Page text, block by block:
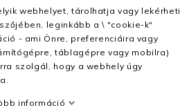
számítva
Ft utánvéttel)
Ft feletti megrendeléseknél
3780 Ft szállítási díjat
út)
webhelyet, tárolhatja vagy lekérheti
leginkább a \ "cookie-k"
- ami Önre, preferenciáira vagy
táblagépre vagy mobilra)
szolgál, hogy a webhely úgy
információ